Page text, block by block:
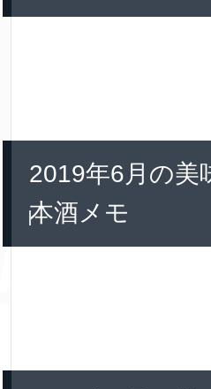
2019年6月の美
本酒メモ